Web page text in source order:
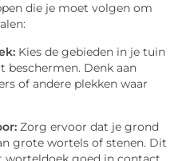
die je moet volgen om
Kies de gebieden in je tuin
beschermen. Denk aan
of andere plekken waar
Zorg ervoor dat je grond
grote wortels of stenen. Dit